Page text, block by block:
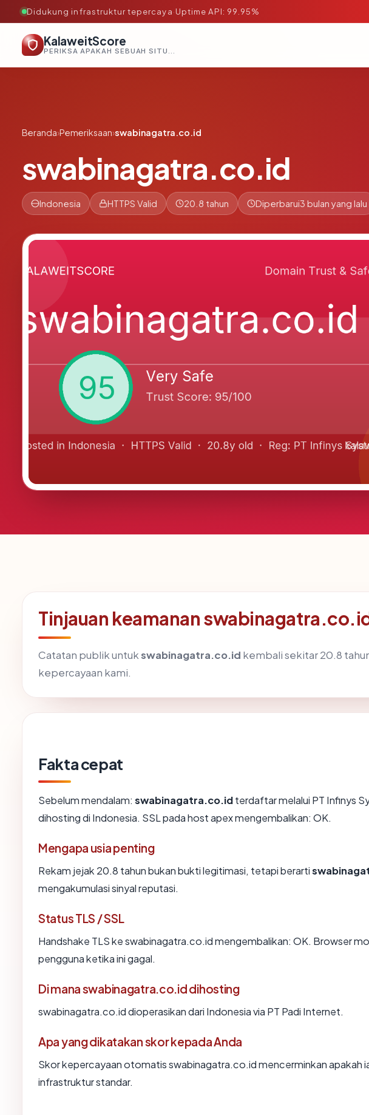
Didukung infrastruktur tepercaya·Uptime API: 99.95%
KalaweitScore
PERIKSA APAKAH SEBUAH SITUS AMAN, TEPERCAYA, DAN TERVERIFIKASI DALAM HITUNGAN DETIK.
Beranda›Pemeriksaan›swabinagatra.co.id
swabinagatra.co.id
Indonesia HTTPS Valid 20.8 tahun Diperbarui3 bulan yang lalu
Tinjauan keamanan
Catatan publik untukswabinagatra.co.id kembali sekitar 20.8
kepercayaan kami.
Fakta cepat
Sebelum mendalam: swabinagatra.co.idterdaftar melalui PT Infinys
dihosting di Indonesia. SSL pada host apex mengembalikan: OK.
Mengapa usia penting
Rekam jejak 20.8 tahun bukan bukti legitimasi, tetapi berarti
mengakumulasi sinyal reputasi.
Status TLS / SSL
Handshake TLS ke swabinagatra.co.id mengembalikan: OK. Browser
pengguna ketika ini gagal.
Di mana swabinagatra.co.id dihosting
swabinagatra.co.id dioperasikan dari Indonesia via PT Padi Internet.
Apa yang dikatakan skor kepada Anda
Skor kepercayaan otomatis swabinagatra.co.id mencerminkan apakah
infrastruktur standar.